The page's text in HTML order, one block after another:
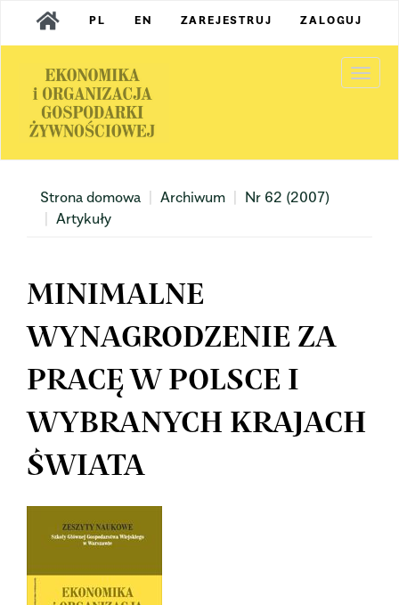
Main
Navigation
Content
Sidebar
PL EN ZAREJESTRUJ ZALOGUJ
Strona domowa Archiwum
Nr 62 (2007)
Artykuły
MINIMALNE
WYNAGRODZENIE ZA
PRACĘ W POLSCE I
WYBRANYCH KRAJACH
ŚWIATA
Article
Sidebar